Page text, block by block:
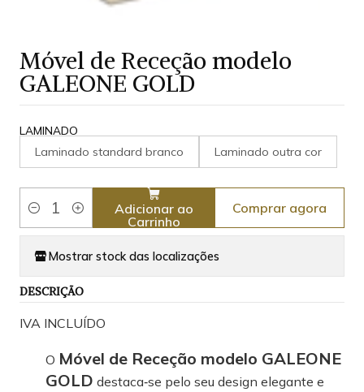
Móvel de Receção modelo
GALEONE GOLD
LAMINADO
Laminado standard branco Laminado outra cor
Quantidade
Adicionar ao
Carrinho
Comprar agora
Mostrar stock das localizações
DESCRIÇÃO
IVA INCLUÍDO
O Móvel de Receção modelo GALEONE
GOLD destaca‑se pelo seu design elegante e